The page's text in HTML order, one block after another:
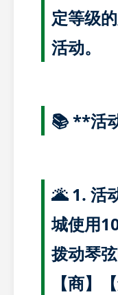
定等级
活动。
📚 **活
🌋 1. 活
城使用
拨动琴
【商】